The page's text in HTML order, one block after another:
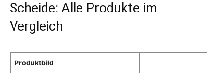
Scheide: Alle Produkte im
Vergleich
Produktbild